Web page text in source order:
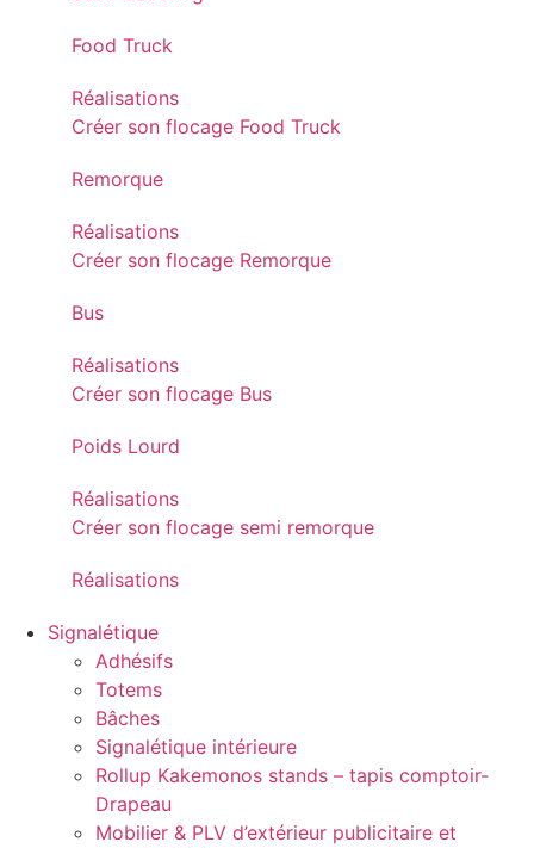
Food Truck
Réalisations
Créer son flocage Food Truck
Remorque
Réalisations
Créer son flocage Remorque
Bus
Réalisations
Créer son flocage Bus
Poids Lourd
Réalisations
Créer son flocage semi remorque
Réalisations
Signalétique
Adhésifs
Totems
Bâches
Signalétique intérieure
Rollup Kakemonos stands – tapis comptoir-
Drapeau
Mobilier & PLV d’extérieur publicitaire et